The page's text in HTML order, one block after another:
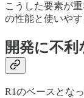
こうした要素が
の性能と使いや
開発に不
R1のベースとな